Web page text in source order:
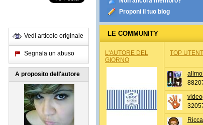
Vedi articolo originale
Segnala un abuso
A proposito dell'autore
Proponi il tuo blog
LE COMMUNITY
L'AUTORE DEL
GIORNO
TOP UTENTI